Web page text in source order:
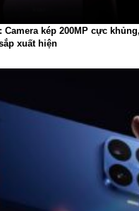
lại
tích hợp trong bộ lọc
được xử lý tận gốc,
không gian sinh hoạt
chịu, ngay cả khi trong nhà
xuyên.
kép 200MP cực
xuất hiện